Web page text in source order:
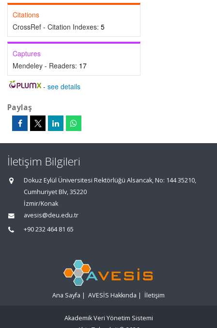
Citations
CrossRef - Citation Indexes: 5
Captures
Mendeley - Readers: 17
- see details
Paylaş
İletişim Bilgileri
Dokuz Eylül Üniversitesi Rektörlüğü Alsancak, No: 144 35210,
Cumhuriyet Blv, 35220
İzmir/Konak
avesis@deu.edu.tr
+90 232 464 81 65
Ana Sayfa | AVESİS Hakkında | İletişim
Akademik Veri Yönetim Sistemi